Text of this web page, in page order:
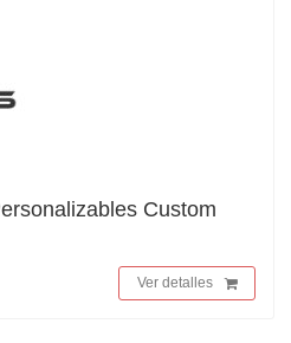
Custom
Ver detalles